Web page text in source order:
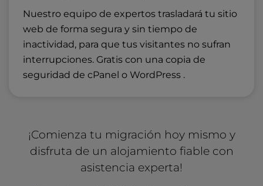
Nuestro equipo de expertos trasladará tu sitio
web de forma segura y sin tiempo de
inactividad, para que tus visitantes no sufran
interrupciones. Gratis con una copia de
seguridad de cPanel o WordPress .
¡Comienza tu migración hoy mismo y
disfruta de un alojamiento fiable con
asistencia experta!